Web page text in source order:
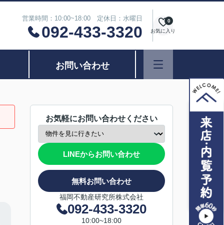
営業時間：10:00~18:00 定休日：水曜日
092-433-3320 お気に入り
0
お問い合わせ
お気軽にお問い合わせください
LINEからお問い合わせ
無料お問い合わせ
福岡不動産研究所株式会社
092-433-3320
10:00~18:00